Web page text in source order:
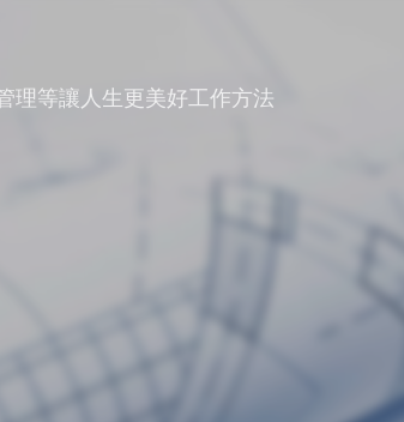
理等讓人生更美好工作方法